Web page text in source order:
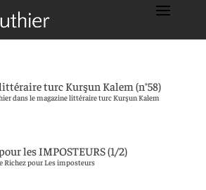
turc Kurşun Kalem (n°58)
dans le magazine littéraire turc Kurşun Kalem
les IMPOSTEURS (1/2)
Richez pour Les imposteurs